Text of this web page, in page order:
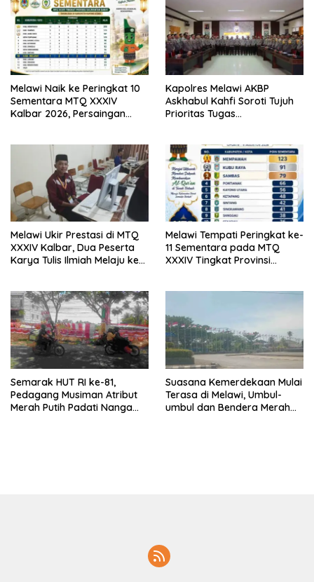
Melawi Naik ke Peringkat 10
Sementara MTQ XXXIV
Kalbar 2026, Persaingan
Kapolres Melawi AKBP
Askhabul Kahfi Soroti Tujuh
Prioritas Tugas
Melawi Ukir Prestasi di MTQ
XXXIV Kalbar, Dua Peserta
Karya Tulis Ilmiah Melaju ke
Melawi Tempati Peringkat ke-
11 Sementara pada MTQ
XXXIV Tingkat Provinsi
Semarak HUT RI ke-81,
Pedagang Musiman Atribut
Merah Putih Padati Nanga
Suasana Kemerdekaan Mulai
Terasa di Melawi, Umbul-
umbul dan Bendera Merah